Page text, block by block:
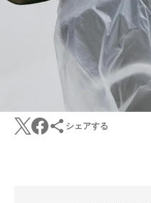
シェアする